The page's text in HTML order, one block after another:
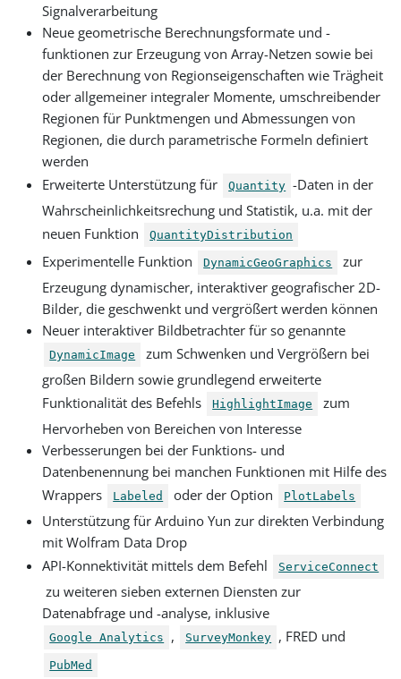
Signalverarbeitung
Neue geometrische Berechnungsformate und -
funktionen zur Erzeugung von Array-Netzen sowie bei
der Berechnung von Regionseigenschaften wie Trägheit
oder allgemeiner integraler Momente, umschreibender
Regionen für Punktmengen und Abmessungen von
Regionen, die durch parametrische Formeln definiert
werden
Erweiterte Unterstützung für
Quantity -Daten in der
Wahrscheinlichkeitsrechung und Statistik, u.a. mit der
neuen Funktion
QuantityDistribution
Experimentelle Funktion DynamicGeoGraphics
zur
Erzeugung dynamischer, interaktiver geografischer 2D-
Bilder, die geschwenkt und vergrößert werden können
Neuer interaktiver Bildbetrachter für so genannte
DynamicImage
zum Schwenken und Vergrößern bei
großen Bildern sowie grundlegend erweiterte
Funktionalität des Befehls
HighlightImage
zum
Hervorheben von Bereichen von Interesse
Verbesserungen bei der Funktions- und
Datenbenennung bei manchen Funktionen mit Hilfe des
Wrappers
Labeled oder der Option PlotLabels
Unterstützung für Arduino Yun zur direkten Verbindung
mit Wolfram Data Drop
API-Konnektivität mittels dem Befehl
ServiceConnect
zu weiteren sieben externen Diensten zur
Datenabfrage und -analyse, inklusive
Google Analytics , SurveyMonkey , FRED und
PubMed